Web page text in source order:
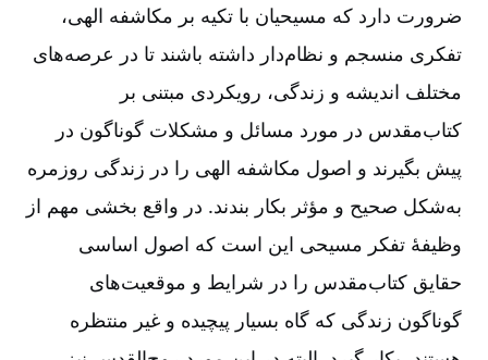
ضرورت دارد که مسیحیان با تکیه بر مکاشفه الهی‌،
تفکری منسجم و نظام‌دار داشته باشند تا در عرصه‌های
مختلف اندیشه و زندگی‌، رویکردی مبتنی بر
کتاب‌مقدس در مورد مسائل و مشکلات گوناگون در
پیش بگیرند و اصول مکاشفه الهی را در زندگی روزمره
به‌شکل صحیح و مؤثر بکار بندند. در واقع بخشی مهم از
وظیفۀ تفکر مسیحی این است که اصول اساسی
حقایق کتاب‌مقدس را در شرایط و موقعیت‌های
گوناگون زندگی که گاه بسیار پیچیده و غیر منتظره